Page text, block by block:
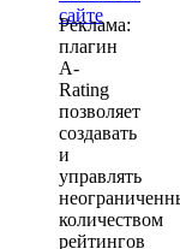
Реклама:
плагин
A-
Rating
позволяет
создавать
и
управлять
количеством
рейтингов